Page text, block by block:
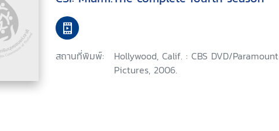
สถานที่พิมพ์:
Hollywood, Calif. : CBS DVD/Paramount
Pictures, 2006.